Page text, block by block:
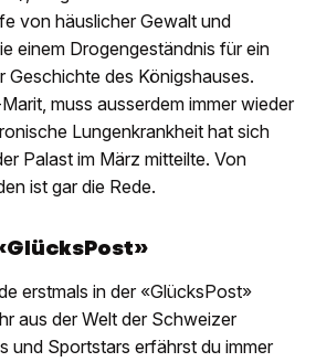
von häuslicher Gewalt und
einem Drogengeständnis für ein
Geschichte des Königshauses.
muss ausserdem immer wieder
Lungenkrankheit hat sich
Palast im März mitteilte. Von
ist gar die Rede.
erstmals in der «GlücksPost»
aus der Welt der Schweizer
und Sportstars erfährst du immer